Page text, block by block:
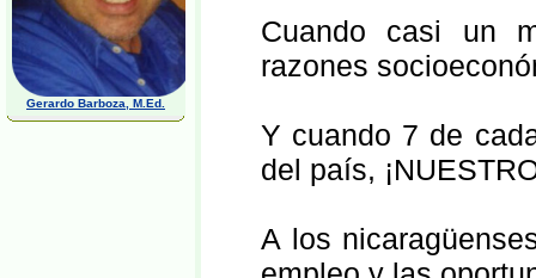
Gerardo Barboza, M.Ed.
Cuando casi un
razones
Y cuando 7 de
del país,
A los